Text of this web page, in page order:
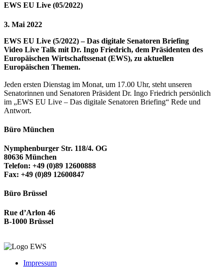
EWS EU Live (05/2022)
3. Mai 2022
EWS EU Live (5/2022) – Das digitale Senatoren Briefing
Video Live Talk mit Dr. Ingo Friedrich, dem Präsidenten des
Europäischen Wirtschaftssenat (EWS), zu aktuellen
Europäischen Themen.
Jeden ersten Dienstag im Monat, um 17.00 Uhr, steht unseren
Senatorinnen und Senatoren Präsident Dr. Ingo Friedrich persönlich
im „EWS EU Live – Das digitale Senatoren Briefing“ Rede und
Antwort.
Büro München
Nymphenburger Str. 118/4. OG
80636 München
Telefon: +49 (0)89 12600888
Fax: +49 (0)89 12600847
Büro Brüssel
Rue d’Arlon 46
B-1000 Brüssel
Impressum